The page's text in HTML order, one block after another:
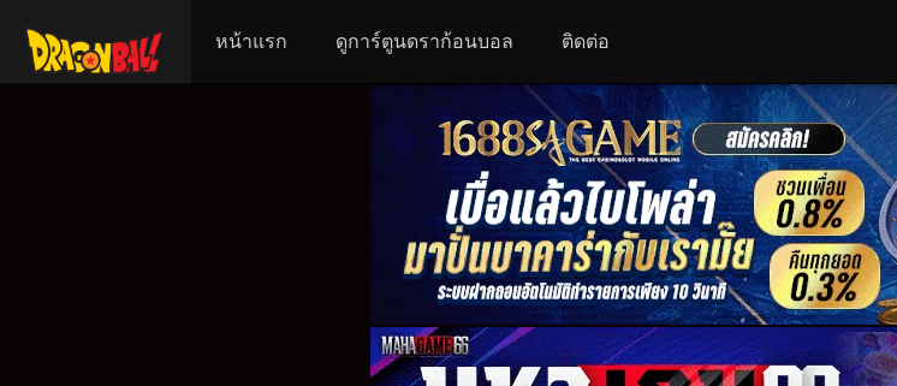
หน้าแรก ดูการ์ตูนดราก้อนบอล ติดต่อ